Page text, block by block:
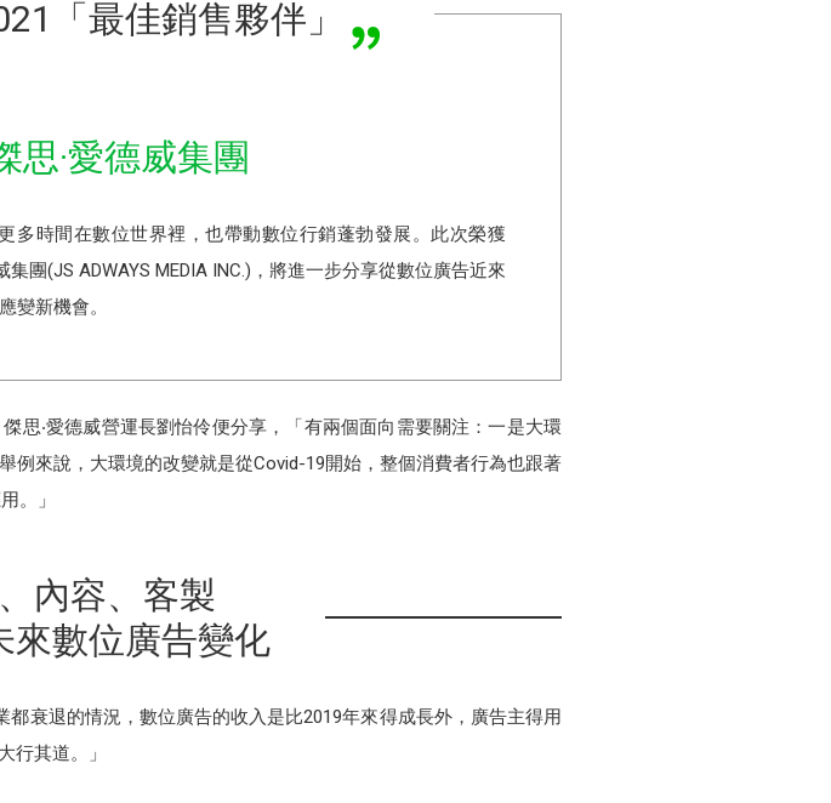
「最佳銷售夥伴」
思·愛德威集團
多時間在數位世界裡，也帶動數位行銷蓬勃發展。此次榮獲
團(JS ADWAYS MEDIA INC.)，將進一步分享從數位廣告近來
變新機會。
思‧愛德威營運長劉怡伶便分享，「有兩個面向需要關注：一是大環
來說，大環境的改變就是從Covid-19開始，整個消費者行為也跟著
。」
內容、客製
來數位廣告變化
衰退的情況，數位廣告的收入是比2019年來得成長外，廣告主得用
行其道。」